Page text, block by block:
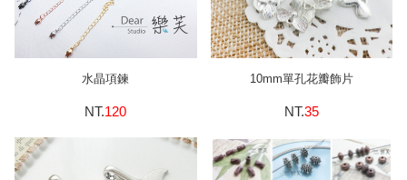
水晶項鍊
NT.120
10mm單孔花瓣飾片
NT.35